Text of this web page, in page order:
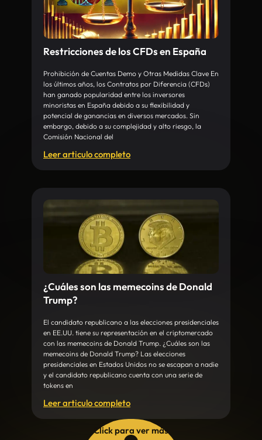
Restricciones de los CFDs en España
Prohibición de Cuentas Demo y Otras Medidas Clave En
los últimos años, los Contratos por Diferencia (CFDs)
han ganado popularidad entre los inversores
minoristas en España debido a su flexibilidad y
potencial de ganancias en diversos mercados. Sin
embargo, debido a su complejidad y alto riesgo, la
Comisión Nacional del
Leer articulo completo
¿Cuáles son las memecoins de Donald
Trump?
El candidato republicano a las elecciones presidenciales
en EE.UU. tiene su representación en el criptomercado
con las memecoins de Donald Trump. ¿Cuáles son las
memecoins de Donald Trump? Las elecciones
presidenciales en Estados Unidos no se escapan a nadie
y el candidato republicano cuenta con una serie de
tokens en
Leer articulo completo
Click para ver más